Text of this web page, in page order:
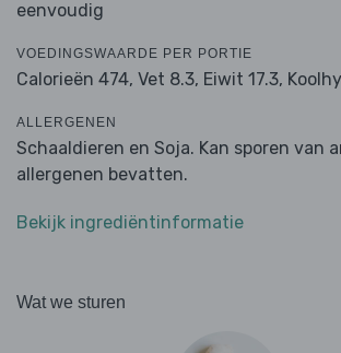
eenvoudig
VOEDINGSWAARDE PER PORTIE
Calorieën 474, Vet 8.3, Eiwit 17.3,
ALLERGENEN
Schaaldieren en Soja. Kan sporen van
allergenen bevatten.
Bekijk ingrediëntinformatie
Wat we sturen